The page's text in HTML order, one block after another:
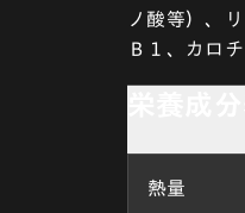
ノ酸等）、
Ｂ１、カロ
熱量